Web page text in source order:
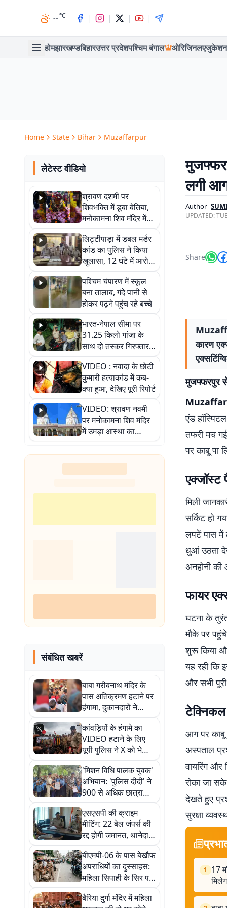
--°C | | | |
होमझारखण्डबिहारउत्तर प्रदेशपश्चिम बंगाल ओरिजिनलएजुकेशन
Home State Bihar Muzaffarpur
लेटेस्ट वीडियो
श्रावण दशमी पर
शिवभक्ति में डूबा बेतिया,
मनोकामना शिव मंदिर में
हुआ भव्य श्रृंगार
लिट्टीपाड़ा में डबल मर्डर
कांड का पुलिस ने किया
खुलासा, 12 घंटे में आरोपी
गिरफ्तार
पश्चिम चंपारण में स्कूल
बना तालाब, गंदे पानी से
होकर पढ़ने पहुंच रहे बच्चे
भारत-नेपाल सीमा पर
31.25 किलो गांजा के
साथ दो तस्कर गिरफ्तार,
नेपाली नंबर की बाइक
जब्त
VIDEO : नवादा के छोटी
कुमारी हत्याकांड में कब-
क्या हुआ, देखिए पूरी रिपोर्ट
VIDEO: श्रावण नवमी
पर मनोकामना शिव मंदिर
में उमड़ा आस्था का
सैलाब, हर-हर महादेव के
जयघोष से गूंजा परिसर
संबंधित खबरें
बाबा गरीबनाथ मंदिर के
पास अतिक्रमण हटाने पर
हंगामा, दुकानदारों ने
प्रशासनिक टीम को घेरा
कांवड़ियों के हंगामे का
VIDEO हटाने के लिए
यूपी पुलिस ने X को भेजा
नोटिस, जानिए पूरा मामला
'मिशन विधि पालक युवक'
अभियान: 'पुलिस दीदी' ने
900 से अधिक छात्राओं
को सिखाया सुरक्षा का पाठ
एसएसपी की क्राइम
मीटिंग: 22 बेल जंपर्स की
रद्द होगी जमानत, थानेदारों
को कड़ा अल्टीमेटम
बीएमपी-06 के पास बेखौफ
अपराधियों का दुस्साहस:
महिला सिपाही के सिर पर
पिस्टल सटाकर सोने की
चेन लूटी, फायरिंग कर
बैरिया दुर्गा मंदिर में महिला
लगी
Author
UPDATED:
Share
कारण
मुजफ्फरपुर से
एंड
तफरी मच
पर काबू पा
मिली
सर्किट हो
लपटें पास
धुआं उठता
अनहोनी
फायर
घटना के
मौके पर
शुरू किया
यह रही कि
और सभी
टेक्निकल
आग पर काबू
अस्पताल
वायरिंग और
रोका जा
देखते हुए
सुरक्षा
1
17